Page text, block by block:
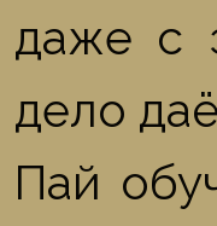
даже с
дело
Пай